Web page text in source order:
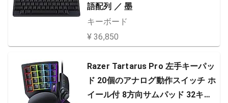
語配列 ／ 墨
キーボード
¥ 36,850
Razer Tartarus Pro 左手キーパッ
ド 20個のアナログ動作スイッチ ホ
イール付 8方向サムパッド 32キー